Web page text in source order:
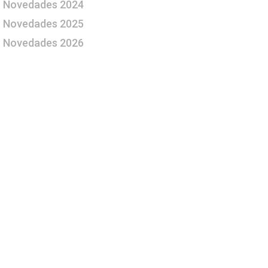
Novedades 2024
Novedades 2025
Novedades 2026